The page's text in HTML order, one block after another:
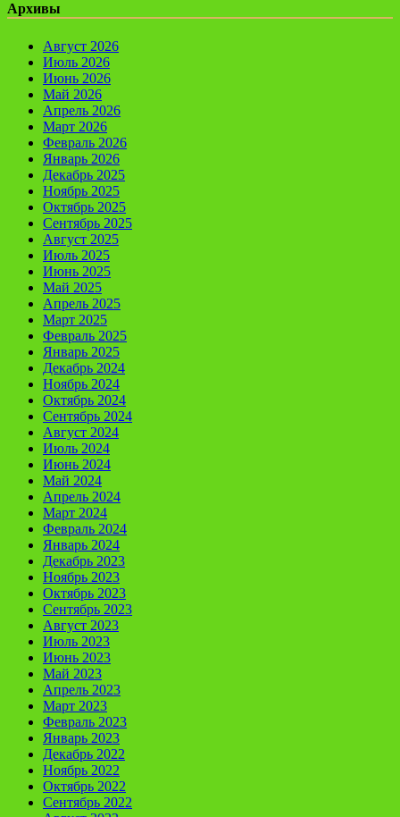
Архивы
Август 2026
Июль 2026
Июнь 2026
Май 2026
Апрель 2026
Март 2026
Февраль 2026
Январь 2026
Декабрь 2025
Ноябрь 2025
Октябрь 2025
Сентябрь 2025
Август 2025
Июль 2025
Июнь 2025
Май 2025
Апрель 2025
Март 2025
Февраль 2025
Январь 2025
Декабрь 2024
Ноябрь 2024
Октябрь 2024
Сентябрь 2024
Август 2024
Июль 2024
Июнь 2024
Май 2024
Апрель 2024
Март 2024
Февраль 2024
Январь 2024
Декабрь 2023
Ноябрь 2023
Октябрь 2023
Сентябрь 2023
Август 2023
Июль 2023
Июнь 2023
Май 2023
Апрель 2023
Март 2023
Февраль 2023
Январь 2023
Декабрь 2022
Ноябрь 2022
Октябрь 2022
Сентябрь 2022